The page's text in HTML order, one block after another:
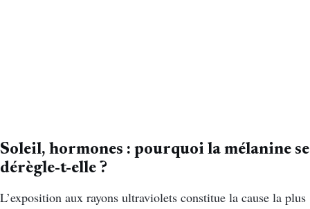
Soleil, hormones : pourquoi la mélanine se
dérègle-t-elle ?
L’exposition aux rayons ultraviolets constitue la cause la plus